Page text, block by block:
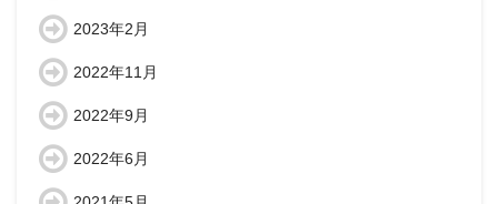
2023年2月
2022年11月
2022年9月
2022年6月